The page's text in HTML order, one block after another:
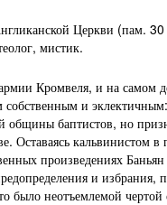
Церкви (пам. 30
мистик.
Кромвеля, и на самом
и
общины баптистов, но
Оставаясь кальвинистом в
произведениях Баньян
и избрания,
было неотъемлемой